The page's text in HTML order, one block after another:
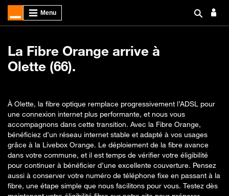
La Fibre Orange arrive à
Olette (66).
À Olette, la fibre optique remplace progressivement l’ADSL pour
une connexion internet plus performante, et nous vous
accompagnons dans cette transition. Avec la Fibre Orange,
bénéficiez d’un réseau internet stable et adapté à vos usages
grâce à la Livebox Orange. Le déploiement de la fibre avance
dans votre commune, et il est temps de vérifier votre éligibilité
pour continuer à bénéficier d’une excellente couverture. Pensez
aussi à conserver votre numéro de téléphone fixe en passant à la
fibre, une étape simple que nous facilitons pour vous. Testez dès